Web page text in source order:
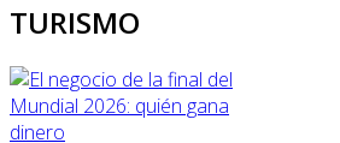
TURISMO